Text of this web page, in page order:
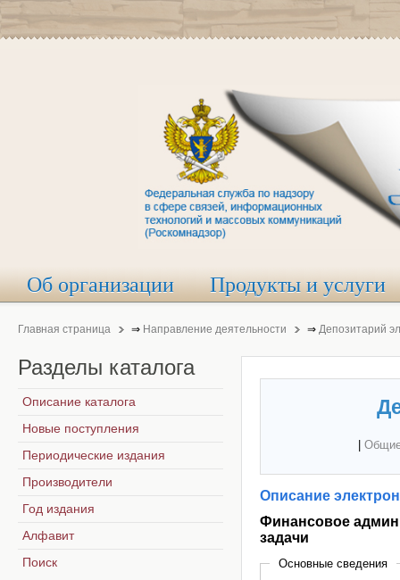
Об организации Продукты и услуги
Главная страница ⇒ Направление деятельности ⇒ Депозитарий
Описание
Финансовое
задачи
Основные сведения
Разделы каталога
Описание каталога
Новые поступления
Периодические издания
Производители
Год издания
Алфавит
Поиск